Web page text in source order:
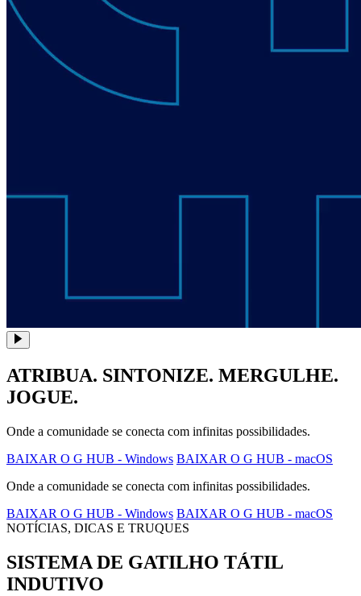
ATRIBUA. SINTONIZE. MERGULHE.
JOGUE.
Onde a comunidade se conecta com infinitas possibilidades.
BAIXAR O G HUB - Windows BAIXAR O G HUB - macOS
Onde a comunidade se conecta com infinitas possibilidades.
BAIXAR O G HUB - Windows BAIXAR O G HUB - macOS
NOTÍCIAS, DICAS E TRUQUES
SISTEMA DE GATILHO TÁTIL
INDUTIVO